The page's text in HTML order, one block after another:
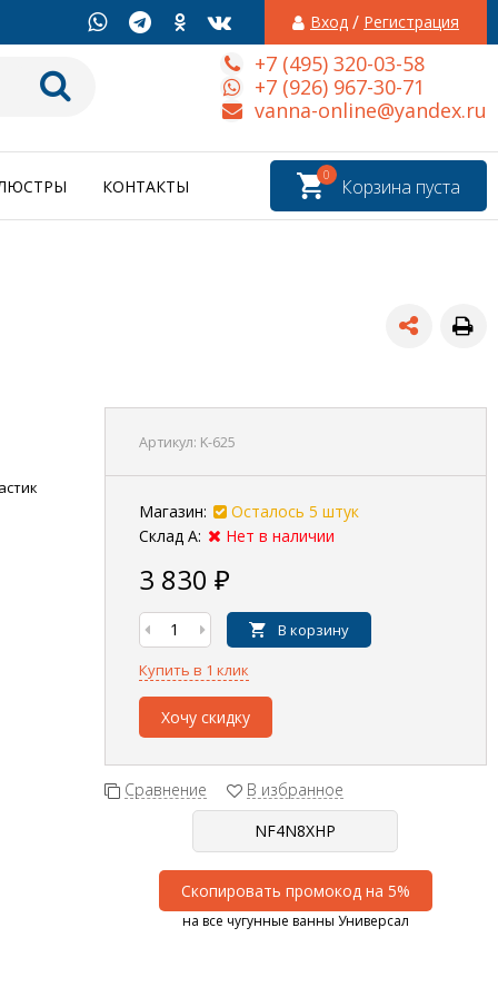
Вход / Регистрация
+7 (495) 320-03-58
+7 (926) 967-30-71
vanna-online@yandex.ru
Корзина пуста
0
КОНТАКТЫ
Артикул: K-625
Магазин:
Осталось 5 штук
Склад А:
Нет в наличии
3 830 ₽
В корзину
Купить в 1 клик
Хочу скидку
Сравнение В избранное
Скопировать промокод на 5%
на все чугунные ванны Универсал